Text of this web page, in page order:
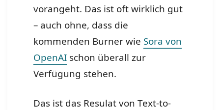
vorangeht. Das ist oft wirklich gut
– auch ohne, dass die
kommenden Burner wie Sora von
OpenAI schon überall zur
Verfügung stehen.
Das ist das Resulat von Text-to-